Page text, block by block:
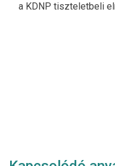
a KDNP tiszteletbeli